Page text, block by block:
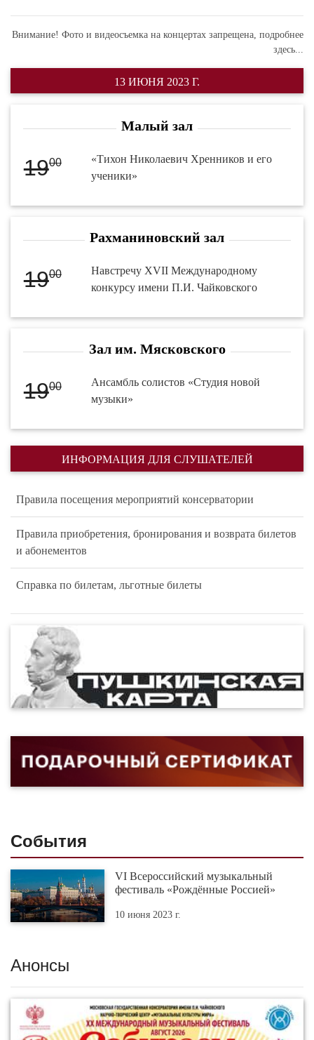
Внимание! Фото и видеосъемка на концертах запрещена, подробнее
здесь...
13 ИЮНЯ 2023 Г.
Малый зал
1900
«Тихон Николаевич Хренников и его
ученики»
Рахманиновский зал
1900
Навстречу XVII Международному
конкурсу имени П.И. Чайковского
Зал им. Мясковского
1900
Ансамбль солистов «Студия новой
музыки»
ИНФОРМАЦИЯ ДЛЯ СЛУШАТЕЛЕЙ
Правила посещения мероприятий консерватории
Правила приобретения, бронирования и возврата билетов
и абонементов
Справка по билетам, льготные билеты
События
VI Всероссийский музыкальный
фестиваль «Рождённые Россией»
10 июня 2023 г.
Анонсы